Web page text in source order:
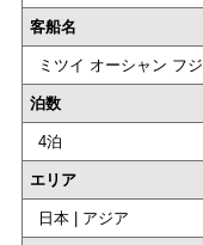
客船名
ミツイ オーシャン フジ
泊数
4泊
エリア
日本 | アジア